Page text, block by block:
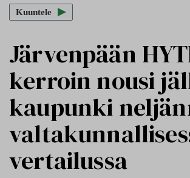
Kuuntele
Järvenpään
kerroin nousi
kaupunki
vertailussa